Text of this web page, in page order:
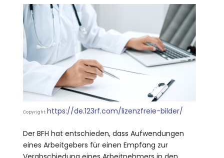
Copyright:https://de.123rf.com/lizenzfreie-bilder/
Der BFH hat entschieden, dass Aufwendungen
eines Arbeitgebers für einen Empfang zur